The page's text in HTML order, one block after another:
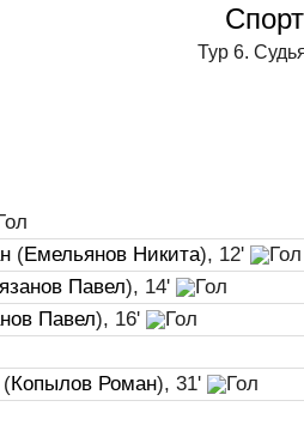
Тур 6.
(Емельянов Никита), 12'
Павел), 14'
Павел), 16'
(Копылов Роман), 31'